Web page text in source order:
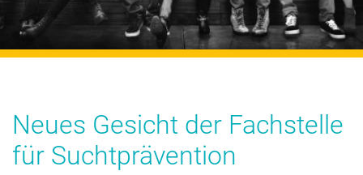
Neues Gesicht der Fachstelle
für Suchtprävention